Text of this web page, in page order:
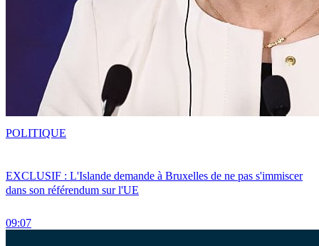
EXCLUSIF : L'Islande demande à Bruxelles de ne pas s'immiscer
dans son référendum sur l'UE
09:07
POLITIQUE